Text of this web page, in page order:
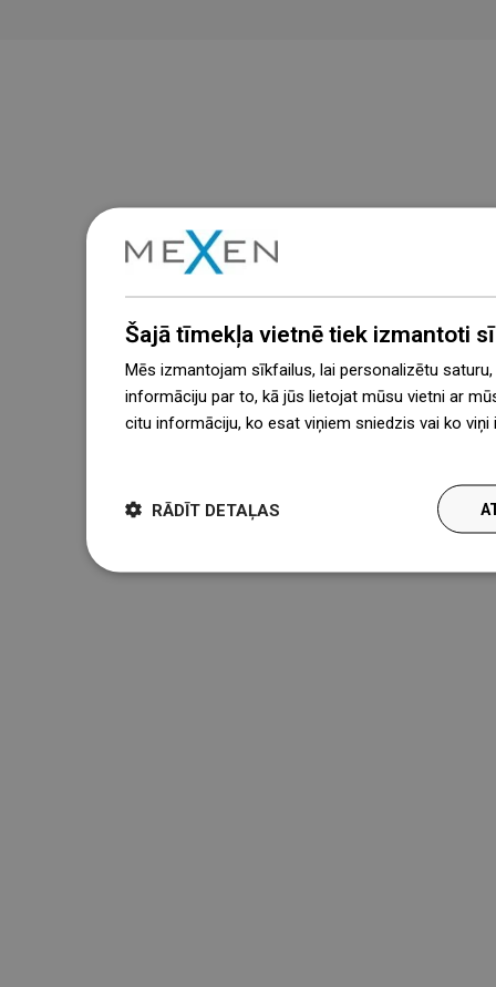
Šajā tīmekļa vietnē tiek izmantoti
Mēs izmantojam sīkfailus, lai personalizētu
informāciju par to, kā jūs lietojat mūsu vietni ar
citu informāciju, ko esat viņiem sniedzis vai ko
RĀDĪT DETAĻAS